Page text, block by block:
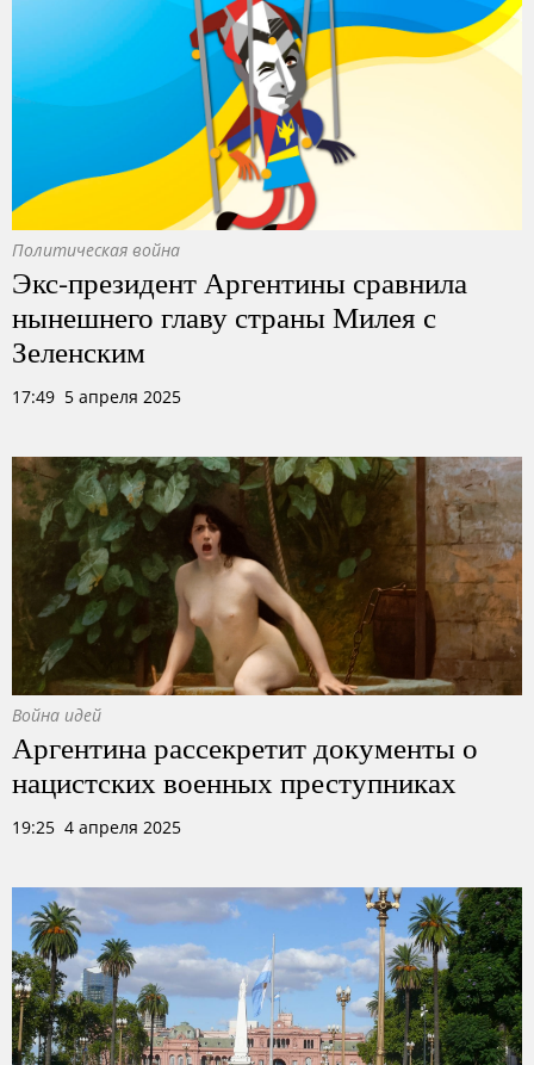
Политическая война
Экс-президент Аргентины сравнила
нынешнего главу страны Милея с
Зеленским
17:49 5 апреля 2025
Война идей
Аргентина рассекретит документы о
нацистских военных преступниках
19:25 4 апреля 2025